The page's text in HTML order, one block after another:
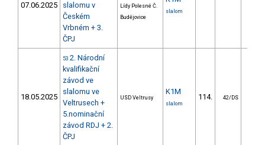
07.06.2025
slalomu v
Českém
Vrbném + 3.
ČPJ
Lídy Polesné Č.
Budějovice
slalom
18.05.2025
53 2. Národní
kvalifikační
závod ve
slalomu ve
Veltrusech +
5.nominační
závod RDJ + 2.
ČPJ
USD Veltrusy
K1M
slalom
114. 42/DS